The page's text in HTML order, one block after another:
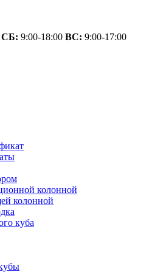
СБ: 9:00-18:00 ВС: 9:00-17:00
колонной
колонной
куба